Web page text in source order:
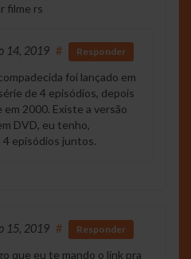
filme rs
14, 2019 # Responder
foi lançado em
de 4 episódios, depois
em 2000. Existe a versão
DVD, eu tenho,
4 episódios juntos.
15, 2019 # Responder
que eu te mando o link pra